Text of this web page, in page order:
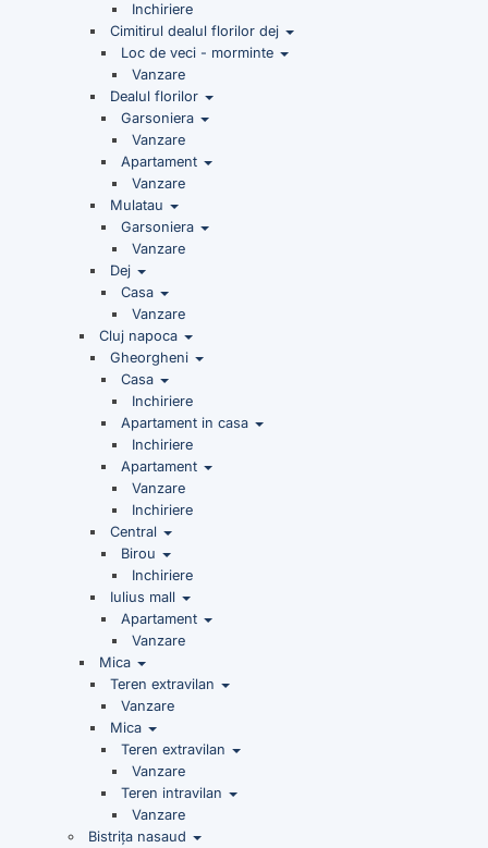
Inchiriere
Cimitirul dealul florilor dej
Loc de veci - morminte
Vanzare
Dealul florilor
Garsoniera
Vanzare
Apartament
Vanzare
Mulatau
Garsoniera
Vanzare
Dej
Casa
Vanzare
Cluj napoca
Gheorgheni
Casa
Inchiriere
Apartament in casa
Inchiriere
Apartament
Vanzare
Inchiriere
Central
Birou
Inchiriere
Iulius mall
Apartament
Vanzare
Mica
Teren extravilan
Vanzare
Mica
Teren extravilan
Vanzare
Teren intravilan
Vanzare
Bistrița nasaud